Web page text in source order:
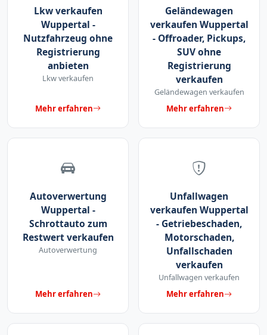
Lkw verkaufen
Wuppertal -
Nutzfahrzeug ohne
Registrierung
anbieten
Lkw verkaufen
Mehr erfahren
Geländewagen
verkaufen Wuppertal
- Offroader, Pickups,
SUV ohne
Registrierung
verkaufen
Geländewagen verkaufen
Mehr erfahren
Autoverwertung
Wuppertal -
Schrottauto zum
Restwert verkaufen
Autoverwertung
Mehr erfahren
Unfallwagen
verkaufen Wuppertal
- Getriebeschaden,
Motorschaden,
Unfallschaden
verkaufen
Unfallwagen verkaufen
Mehr erfahren